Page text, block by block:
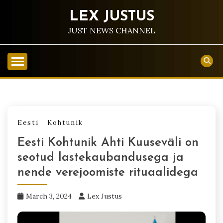
LEX JUSTUS
JUST NEWS CHANNEL
Eesti Kohtunik
Eesti Kohtunik Ahti Kuuseväli on
seotud lastekaubandusega ja
nende verejoomiste rituaalidega
March 3, 2024 Lex Justus